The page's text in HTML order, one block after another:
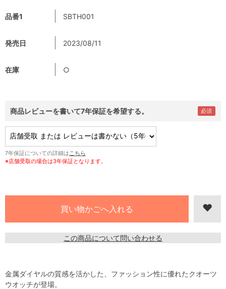
品番1 SBTH001
発売日 2023/08/11
在庫 ○
商品レビューを書いて7年保証を希望する。
7年保証についての詳細は こちら
※店舗受取の場合は3年保証となります。
この商品について問い合わせる
金属ダイヤルの質感を活かした、ファッション性に優れたクオーツ
ウオッチが登場。